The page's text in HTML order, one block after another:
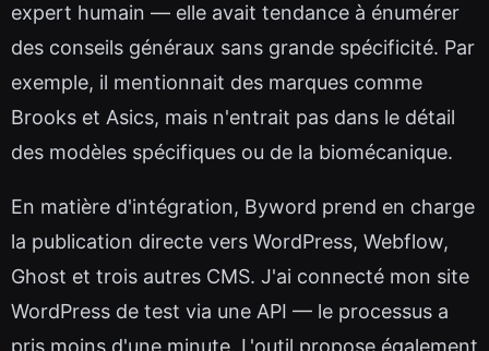
expert humain — elle avait tendance à énumérer
des conseils généraux sans grande spécificité. Par
exemple, il mentionnait des marques comme
Brooks et Asics, mais n'entrait pas dans le détail
des modèles spécifiques ou de la biomécanique.
En matière d'intégration, Byword prend en charge
la publication directe vers WordPress, Webflow,
Ghost et trois autres CMS. J'ai connecté mon site
WordPress de test via une API — le processus a
pris moins d'une minute. L'outil propose également